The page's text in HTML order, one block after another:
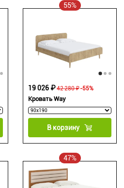
55%
Кровать Way
42 280 ₽
19 026 ₽ -55%
В корзину
47%